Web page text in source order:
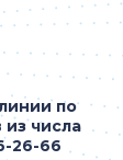
по
числа
26-66